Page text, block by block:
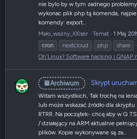
nie bylo by w tym zadnego
wykonac plik php tą komenda,
komendy: export...
Mało_ważny_l00ser
Temat 1 Maj
cron
nextcloud php share
Oh'Linux? Software hacking i QNAP
Archiwum Skrypt
Witam wszystkich, Tak trochę na
lub może wskazać źródło dla
RTRR. Na początek- chcę aby w Q
/ działający na ARM aktualnie
plików. Kopie wykonywane są za...